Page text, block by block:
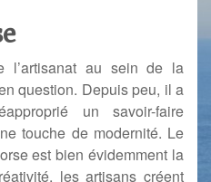
l’artisanat au sein de la
question. Depuis peu, il a
un savoir-faire
touche de modernité. Le
est bien évidemment la
les artisans créent